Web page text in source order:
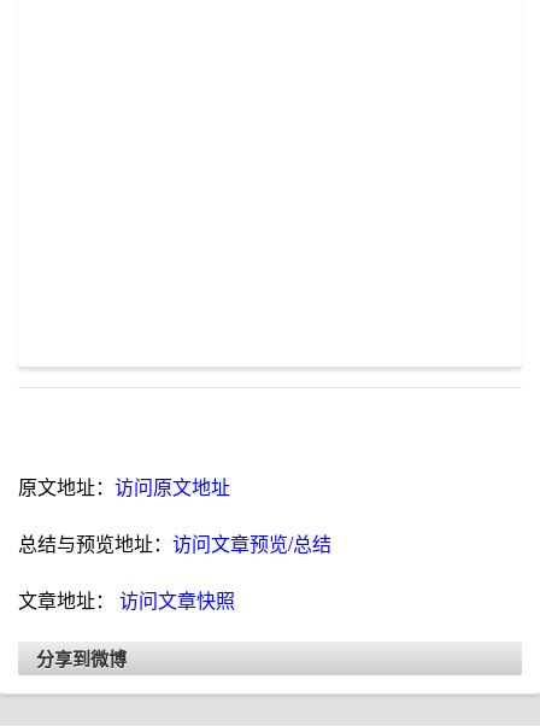
原文地址： 访问原文地址
总结与预览地址： 访问文章预览/总结
文章地址： 访问文章快照
分享到微博